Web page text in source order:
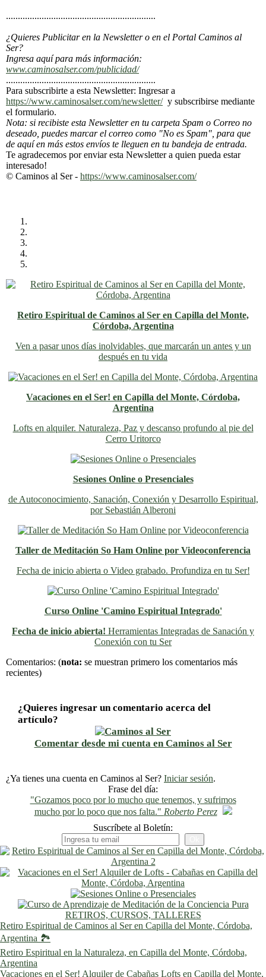
...............................................................
¿Quieres Publicitar en la Newsletter o en el Portal Caminos al
Ser?
Ingresa aquí para más información:
www.caminosalser.com/publicidad/
...............................................................
Para subscribirte a esta Newsletter: Ingresar a
https://www.caminosalser.com/newsletter/y subscribirse mediante
el formulario.
Nota: si recibiste esta Newsletter en tu carpeta Spam o Correo no
deseado, puedes marcar el correo como "No es Spam", para que
de aquí en más estos envíos te lleguen en tu bandeja de entrada.
Te agradecemos por enviar esta Newsletter a quien pueda estar
interesado!
© Caminos al Ser - https://www.caminosalser.com/
Retiro Espiritual de Caminos al Ser en Capilla del Monte,
Córdoba, Argentina
Ven a pasar unos días inolvidables, que marcarán un antes y un
después en tu vida
Vacaciones en el Ser! en Capilla del Monte, Córdoba,
Argentina
Lofts en alquiler. Naturaleza, Paz y descanso profundo al pie del
Cerro Uritorco
Sesiones Online o Presenciales
de Autoconocimiento, Sanación, Conexión y Desarrollo Espiritual,
por Sebastián Alberoni
Taller de Meditación So Ham Online por Videoconferencia
Fecha de inicio abierta o Video grabado. Profundiza en tu Ser!
Curso Online 'Camino Espiritual Integrado'
Fecha de inicio abierta! Herramientas Integradas de Sanación y
Conexión con tu Ser
Previo
Siguiente
Comentarios: (nota: se muestran primero los comentarios más
recientes)
¿Quieres ingresar un comentario acerca del
artículo?
Comentar desde mi cuenta en Caminos al Ser
¿Ya tienes una cuenta en Caminos al Ser? Iniciar sesión.
Frase del día:
"Gozamos poco por lo mucho que tenemos, y sufrimos
mucho por lo poco que nos falta." Roberto Perez
Suscríbete al Boletín:
RETIROS, CURSOS, TALLERES
Retiro Espiritual de Caminos al Ser en Capilla del Monte, Córdoba,
Argentina 🏞️
Retiro Espiritual en la Naturaleza, en Capilla del Monte, Córdoba,
Argentina
Vacaciones en el Ser! Alquiler de Cabañas Lofts en Capilla del Monte,